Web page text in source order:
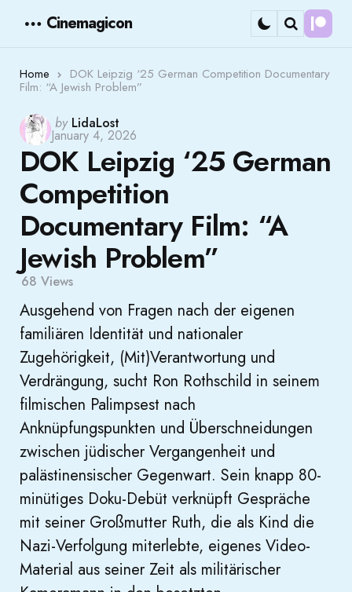
Cinemagicon
Search
Home DOK Leipzig ‘25 German Competition Documentary
Film: “A Jewish Problem”
Posted
by
by LidaLost
January 4, 2026
DOK Leipzig ‘25 German
Competition
Documentary Film: “A
Jewish Problem”
68 Views
Ausgehend von Fragen nach der eigenen
familiären Identität und nationaler
Zugehörigkeit, (Mit)Verantwortung und
Verdrängung, sucht Ron Rothschild in seinem
filmischen Palimpsest nach
Anknüpfungspunkten und Überschneidungen
zwischen jüdischer Vergangenheit und
palästinensischer Gegenwart. Sein knapp 80-
minütiges Doku-Debüt verknüpft Gespräche
mit seiner Großmutter Ruth, die als Kind die
Nazi-Verfolgung miterlebte, eigenes Video-
Material aus seiner Zeit als militärischer